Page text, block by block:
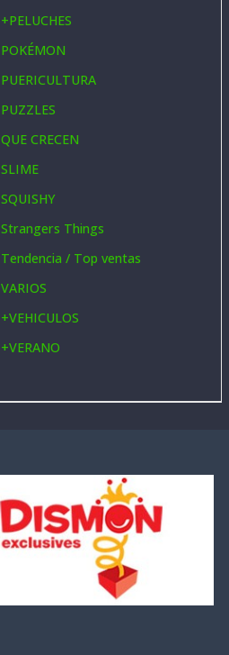
+PELUCHES
POKÉMON
PUERICULTURA
PUZZLES
QUE CRECEN
SLIME
SQUISHY
Strangers Things
Tendencia / Top ventas
VARIOS
+VEHICULOS
+VERANO